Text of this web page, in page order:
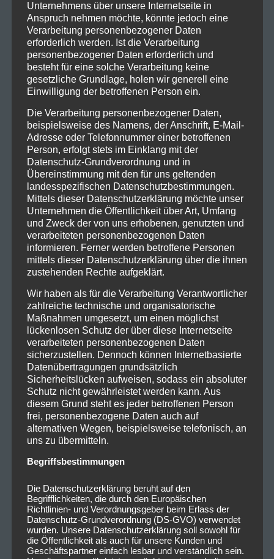
Unternehmens über unsere Internetseite in
Anspruch nehmen möchte, könnte jedoch eine
Verarbeitung personenbezogener Daten
erforderlich werden. Ist die Verarbeitung
personenbezogener Daten erforderlich und
besteht für eine solche Verarbeitung keine
gesetzliche Grundlage, holen wir generell eine
Einwilligung der betroffenen Person ein.
Die Verarbeitung personenbezogener Daten,
beispielsweise des Namens, der Anschrift, E-Mail-
Adresse oder Telefonnummer einer betroffenen
Person, erfolgt stets im Einklang mit der
Datenschutz-Grundverordnung und in
Übereinstimmung mit den für uns geltenden
landesspezifischen Datenschutzbestimmungen.
Mittels dieser Datenschutzerklärung möchte unser
Unternehmen die Öffentlichkeit über Art, Umfang
und Zweck der von uns erhobenen, genutzten und
verarbeiteten personenbezogenen Daten
informieren. Ferner werden betroffene Personen
mittels dieser Datenschutzerklärung über die ihnen
zustehenden Rechte aufgeklärt.
Wir haben als für die Verarbeitung Verantwortlicher
zahlreiche technische und organisatorische
Maßnahmen umgesetzt, um einen möglichst
lückenlosen Schutz der über diese Internetseite
verarbeiteten personenbezogenen Daten
sicherzustellen. Dennoch können Internetbasierte
Datenübertragungen grundsätzlich
Sicherheitslücken aufweisen, sodass ein absoluter
Schutz nicht gewährleistet werden kann. Aus
diesem Grund steht es jeder betroffenen Person
frei, personenbezogene Daten auch auf
alternativen Wegen, beispielsweise telefonisch, an
uns zu übermitteln.
Begriffsbestimmungen
Die Datenschutzerklärung beruht auf den
Begrifflichkeiten, die durch den Europäischen
Richtlinien- und Verordnungsgeber beim Erlass der
Datenschutz-Grundverordnung (DS-GVO) verwendet
wurden. Unsere Datenschutzerklärung soll sowohl für
die Öffentlichkeit als auch für unsere Kunden und
Geschäftspartner einfach lesbar und verständlich sein.